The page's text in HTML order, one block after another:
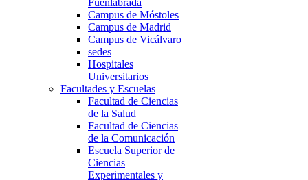
Fuenlabrada
Campus de Móstoles
Campus de Madrid
Campus de Vicálvaro
sedes
Hospitales
Universitarios
Facultades y Escuelas
Facultad de Ciencias
de la Salud
Facultad de Ciencias
de la Comunicación
Escuela Superior de
Ciencias
Experimentales y